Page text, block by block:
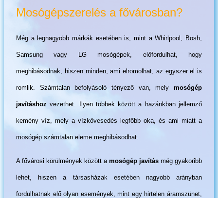
Mosógépszerelés a fővárosban?
Még a legnagyobb márkák esetében is, mint a Whirlpool, Bosh,
Samsung vagy LG mosógépek, előfordulhat, hogy
meghibásodnak, hiszen minden, ami elromolhat, az egyszer el is
romlik. Számtalan befolyásoló tényező van, mely mosógép
javításhoz vezethet. Ilyen többek között a hazánkban jellemző
kemény víz, mely a vízkövesedés legfőbb oka, és ami miatt a
mosógép számtalan eleme meghibásodhat.
A fővárosi körülmények között a mosógép javítás még gyakoribb
lehet, hiszen a társasházak esetében nagyobb arányban
fordulhatnak elő olyan események, mint egy hirtelen áramszünet,